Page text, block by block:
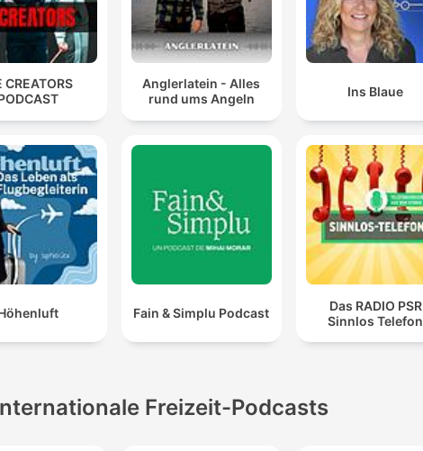
CREATORS
Anglerlatein - Alles
rund ums Angeln
Ins Blaue
Fain & Simplu Podcast
Das RADIO PSR
Sinnlos Telefon
Freizeit-Podcasts